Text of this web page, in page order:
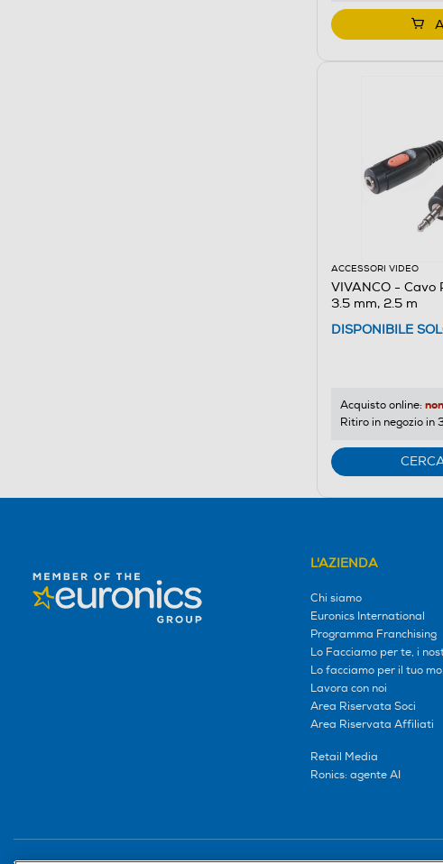
ACCESSORI VIDEO
VIVANCO - Cavo
3.5 mm, 2.5 m
DISPONIBILE
Acquisto online:
Ritiro in negozio in
L'AZIENDA
Chi siamo
Euronics International
Programma Franchising
Lo Facciamo per te, i
Lo facciamo per il tuo
Lavora con noi
Area Riservata Soci
Area Riservata Affiliati
Retail Media
Ronics: agente AI